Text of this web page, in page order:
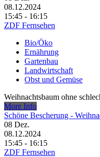
08.12.2024
15:45 - 16:15
ZDF Fernsehen
Bio/Öko
Ernährung
Gartenbau
Landwirtschaft
Obst und Gemüse
Weihnachtsbaum ohne
More Info
Schöne Bescherung -
08 Dez.
08.12.2024
15:45 - 16:15
ZDF Fernsehen